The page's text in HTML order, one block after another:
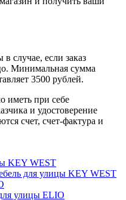
случае, если заказ
Минимальная сумма
3500 рублей.
иметь при себе
и удостоверение
счет, счет-фактура и
для улицы KEY WEST
улицы ELIO